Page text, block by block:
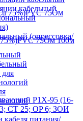
кабельный
(опрессовка/
75%)PVC 75Ом 100м